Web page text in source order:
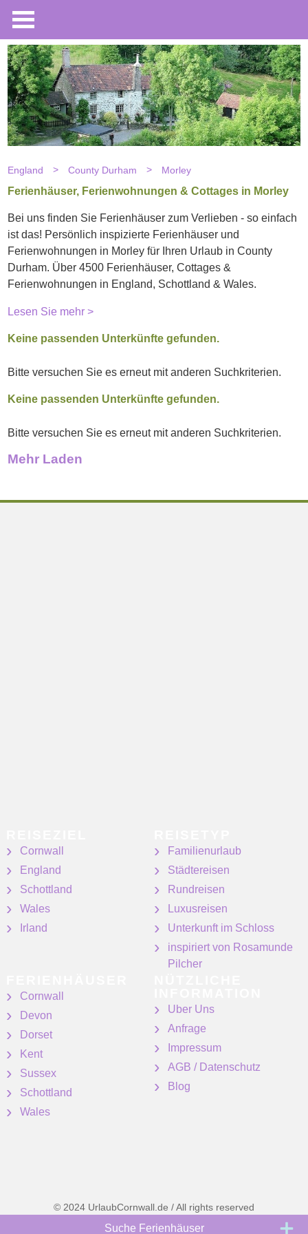
England County Durham Morley
Ferienhäuser, Ferienwohnungen & Cottages in Morley
Bei uns finden Sie Ferienhäuser zum Verlieben - so einfach
ist das! Persönlich inspizierte Ferienhäuser und
Ferienwohnungen in Morley für Ihren Urlaub in County
Durham. Über 4500 Ferienhäuser, Cottages &
Ferienwohnungen in England, Schottland & Wales.
Lesen Sie mehr >
Keine passenden Unterkünfte gefunden.
Bitte versuchen Sie es erneut mit anderen Suchkriterien.
Keine passenden Unterkünfte gefunden.
Bitte versuchen Sie es erneut mit anderen Suchkriterien.
Mehr Laden
Cornwall
England
Schottland
Wales
Irland
Familienurlaub
Städtereisen
Rundreisen
Luxusreisen
Unterkunft im Schloss
inspiriert von Rosamunde
Pilcher
Cornwall
Devon
Dorset
Kent
Sussex
Schottland
Wales
Uber Uns
Anfrage
Impressum
AGB / Datenschutz
Blog
© 2024 UrlaubCornwall.de / All rights reserved
Suche Ferienhäuser